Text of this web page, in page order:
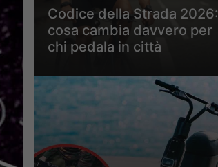
Codice della Strada 2026:
cosa cambia davvero per
chi pedala in città